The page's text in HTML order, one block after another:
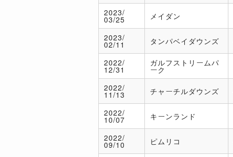
2023/
03/25 メイダン
2023/
02/11 タンパベイダウンズ
2022/
12/31
ガルフストリームパ
ーク
2022/
11/13 チャーチルダウンズ
2022/
10/07 キーンランド
2022/
09/10 ピムリコ